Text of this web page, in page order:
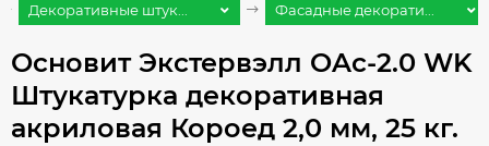
Декоративные штук... Фасадные декорати...
Основит Экстервэлл OAc-2.0 WK
Штукатурка декоративная
акриловая Короед 2,0 мм, 25 кг.